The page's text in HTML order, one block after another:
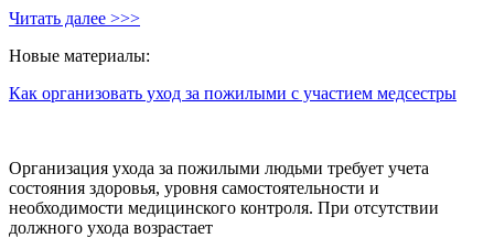
Читать далее >>>
Новые материалы:
Как организовать уход за пожилыми с участием медсестры
Организация ухода за пожилыми людьми требует учета
состояния здоровья, уровня самостоятельности и
необходимости медицинского контроля. При отсутствии
должного ухода возрастает